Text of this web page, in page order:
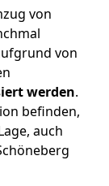
von
von
werden.
befinden,
auch